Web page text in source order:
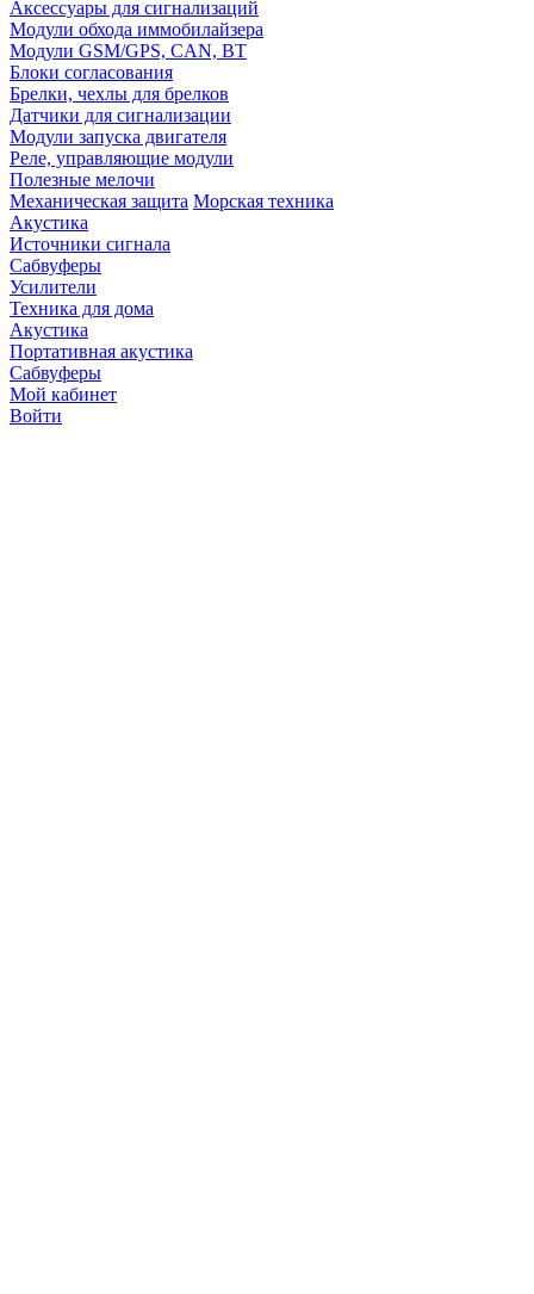
Аксессуары для сигнализаций
Модули обхода иммобилайзера
Модули GSM/GPS, CAN, BT
Блоки согласования
Брелки, чехлы для брелков
Датчики для сигнализации
Модули запуска двигателя
Реле, управляющие модули
Полезные мелочи
Механическая защита Морская техника
Акустика
Источники сигнала
Сабвуферы
Усилители
Техника для дома
Акустика
Портативная акустика
Сабвуферы
Мой кабинет
Войти